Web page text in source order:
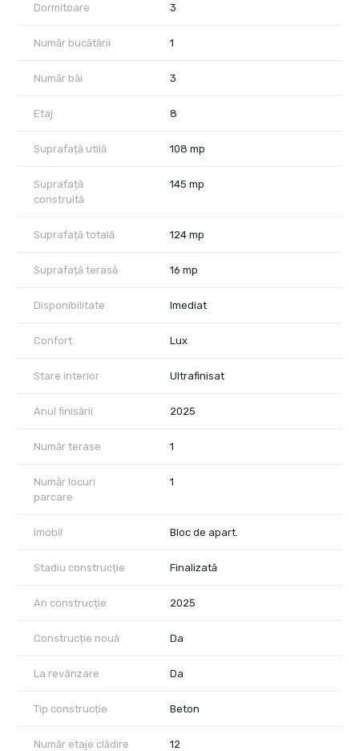
Proprietatea se preda nemobilata, oferind viitorului proprietar
libertatea de a personaliza integral amenajarea interioara in
functie de propriul stil si preferinte.
Fotografiile in care apartamentul apare mobilat sunt realizate cu
UP-site Floreasca este un proiect rezidential dezvoltat de
Atenor, apreciat pentru arhitectura contemporana, standardele
precum spa, piscina si sala de fitness.
Pozitionarea ofera acces rapid catre:
Promenada Mall,
restaurante si cafenele premium,
precum si principalele centre de business din nordul Capitalei.
Pretul afisat nu include TVA.
In pret sunt incluse un loc de parcare subteran, pozitionat langa
Achizitia se realizeaza cu comision 0% pentru cumparator.
Optional, se poate achizitiona statie de incarcare pentru masini
Dormitoare 3
Număr bucătării 1
Număr băi 3
Etaj 8
Suprafață utilă 108 mp
Suprafață
construită
145 mp
Suprafață totală 124 mp
Suprafață terasă 16 mp
Disponibilitate Imediat
Confort Lux
Stare interior Ultrafinisat
Anul finisării 2025
Număr terase 1
Număr locuri
parcare
1
Imobil Bloc de apart.
Stadiu construcție Finalizată
An construcție 2025
Construcție nouă Da
La revânzare Da
Tip construcție Beton
Număr etaje clădire 12